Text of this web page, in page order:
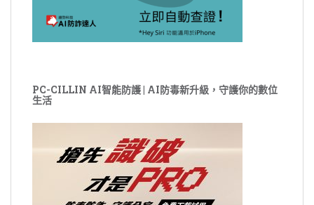
PC-CILLIN AI智能防護 | AI防毒新升級，守護你的數位
生活